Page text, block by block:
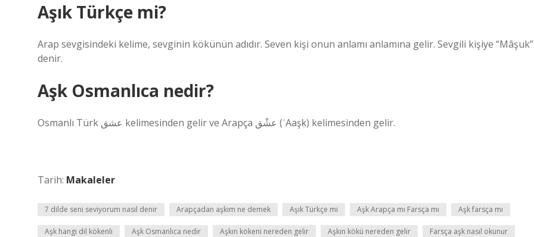
Aşık Türkçe mi?
Arap sevgisindeki kelime, sevginin kökünün adıdır. Seven kişi onun anlamı anlamına gelir. Sevgili kişiye “Mâşuk”
denir.
Aşk Osmanlıca nedir?
Osmanlı Türk عشق kelimesinden gelir ve Arapça عشْق (ʿAaşḳ) kelimesinden gelir.
Tarih: Makaleler
7 dilde seni seviyorum nasıl denir Arapçadan aşkım ne demek Aşık Türkçe mi Aşk Arapça mı Farsça mı Aşk farsça mı
Aşk hangi dil kökenli Aşk Osmanlıca nedir Aşkın kökeni nereden gelir Aşkın kökü nereden gelir Farsça aşk nasıl okunur